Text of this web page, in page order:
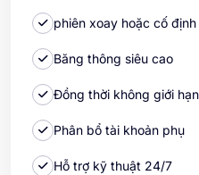
phiên xoay hoặc cố định
Băng thông siêu cao
Đồng thời không giới hạn
Phân bổ tài khoản phụ
Hỗ trợ kỹ thuật 24/7